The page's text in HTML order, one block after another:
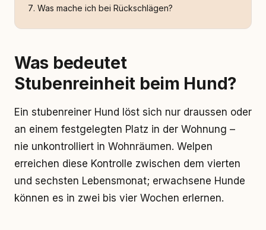
Was mache ich bei Rückschlägen?
Was bedeutet
Stubenreinheit beim Hund?
Ein stubenreiner Hund löst sich nur draussen oder
an einem festgelegten Platz in der Wohnung –
nie unkontrolliert in Wohnräumen. Welpen
erreichen diese Kontrolle zwischen dem vierten
und sechsten Lebensmonat; erwachsene Hunde
können es in zwei bis vier Wochen erlernen.